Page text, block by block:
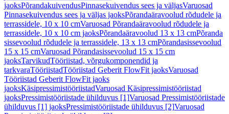
jaoksPõrandakuivendusPinnasekuivendus sees ja väljasVaruosad
Pinnasekuivendus sees ja väljas jaoksPõrandaäravoolud rõdudele ja
terrassidele, 10 x 10 cmVaruosad Põrandaäravoolud rõdudele ja
terrassidele, 10 x 10 cm jaoksPõrandaäravoolud 13 x 13 cmPõranda
sissevoolud rõdudele ja terrassidele, 13 x 13 cmPõrandasissevoolud
15 x 15 cmVaruosad Põrandasissevoolud 15 x 15 cm
jaoksTarvikudTööriistad, võrgukomponendid ja
tarkvaraTööriistadTööriistad Geberit FlowFit jaoksVaruosad
Tööriistad Geberit FlowFit jaoks
jaoksKäsipressimistööriistadVaruosad Käsipressimistööriistad
jaoksPressimistööriistade ühilduvus [1]Varuosad Pressimistööriistade
ühilduvus [1] jaoksPressimistööriistade ühilduvus [2]Varuosad